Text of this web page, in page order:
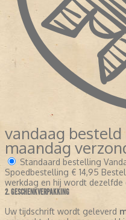
vandaag besteld
maandag
Standaard bestelling
Spoedbestelling € 14,95
werkdag en hij wordt
2. GESCHENKVERPAKKING
Uw tijdschrift wordt geleverd